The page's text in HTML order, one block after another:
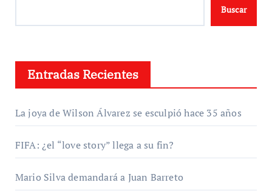
Buscar
Entradas Recientes
La joya de Wilson Álvarez se esculpió hace 35 años
FIFA: ¿el “love story” llega a su fin?
Mario Silva demandará a Juan Barreto